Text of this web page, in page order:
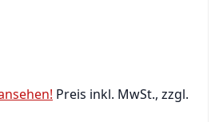
Preis inkl. MwSt., zzgl.